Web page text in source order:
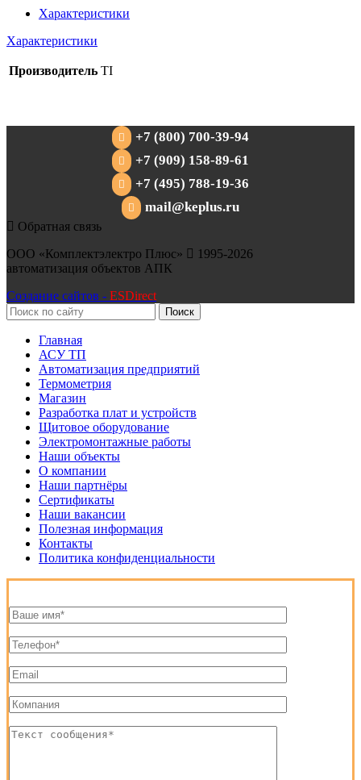
Характеристики
Характеристики
Производитель TI
+7 (800) 700-39-94
+7 (909) 158-89-61
+7 (495) 788-19-36
mail@keplus.ru
Обратная связь
ООО «Комплектэлектро Плюс»
1995-2026
автоматизация объектов АПК
Создание сайтов - ESDirect
Поиск
Главная
АСУ ТП
Автоматизация предприятий
Термометрия
Магазин
Разработка плат и устройств
Щитовое оборудование
Электромонтажные работы
Наши объекты
О компании
Наши партнёры
Сертификаты
Наши вакансии
Полезная информация
Контакты
Политика конфиденциальности